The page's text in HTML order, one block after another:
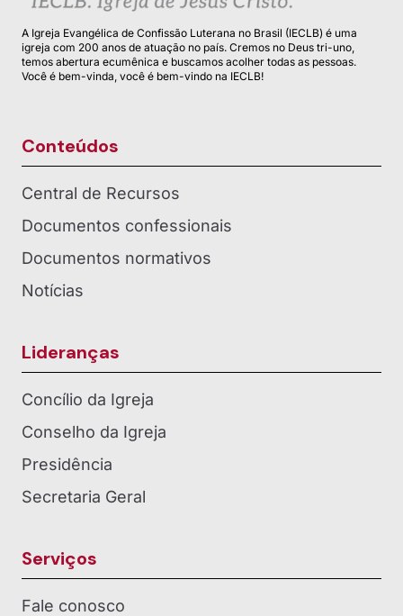
A Igreja Evangélica de Confissão Luterana no Brasil (IECLB) é uma
igreja com 200 anos de atuação no país. Cremos no Deus tri-uno,
temos abertura ecumênica e buscamos acolher todas as pessoas.
Você é bem-vinda, você é bem-vindo na IECLB!
Conteúdos
Central de Recursos
Documentos confessionais
Documentos normativos
Notícias
Lideranças
Concílio da Igreja
Conselho da Igreja
Presidência
Secretaria Geral
Serviços
Fale conosco